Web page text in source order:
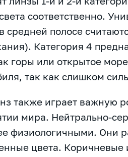
соответственно.
средней полосе
Категория 4
горы или открытое
так как слишком
также играет важную
мира. Нейтрально-
физиологичными. Они
цвета.